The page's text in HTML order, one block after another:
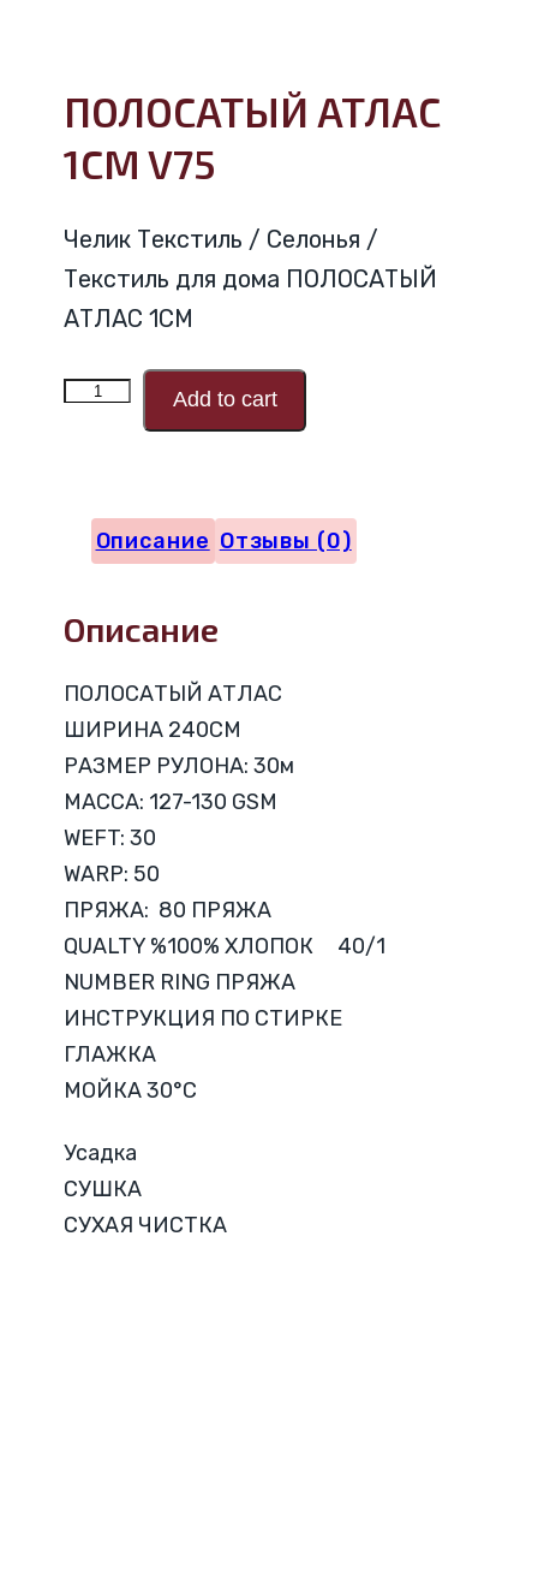
ПОЛОСАТЫЙ АТЛАС
1CM V75
Челик Текстиль / Селонья /
Текстиль для дома ПОЛОСАТЫЙ
АТЛАС 1CM
Количество
1CM
Add to cart
Описание Отзывы (0)
Описание
ПОЛОСАТЫЙ АТЛАС
ШИРИНА 240CM
РАЗМЕР РУЛОНА: 30м
МАССА: 127-130 GSM
WEFT: 30
WARP: 50
ПРЯЖА: 80 ПРЯЖА
QUALTY %100% ХЛОПОК 40/1
NUMBER RING ПРЯЖА
ИНСТРУКЦИЯ ПО СТИРКЕ
ГЛАЖКА
МОЙКА 30°C
Усадка
СУШКА
СУХАЯ ЧИСТКА